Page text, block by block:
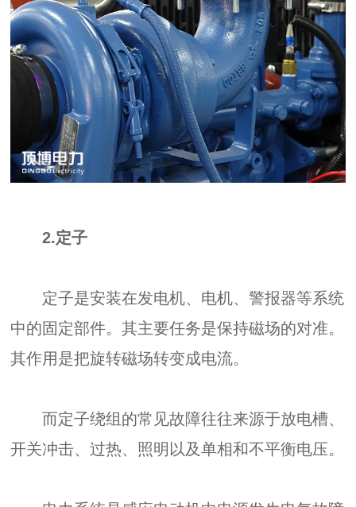
2.定子
定子是安装在发电机、电机、警报器等系统
中的固定部件。其主要任务是保持磁场的对准。
其作用是把旋转磁场转变成电流。
而定子绕组的常见故障往往来源于放电槽、
开关冲击、过热、照明以及单相和不平衡电压。